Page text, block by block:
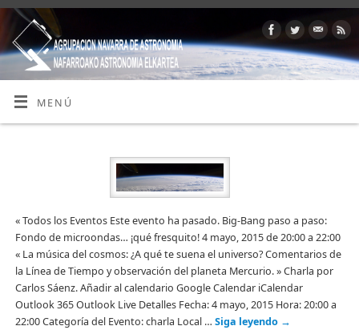
MENÚ
« Todos los Eventos Este evento ha pasado. Big-Bang paso a paso:
Fondo de microondas… ¡qué fresquito! 4 mayo, 2015 de 20:00 a 22:00
« La música del cosmos: ¿A qué te suena el universo? Comentarios de
la Línea de Tiempo y observación del planeta Mercurio. » Charla por
Carlos Sáenz. Añadir al calendario Google Calendar iCalendar
Outlook 365 Outlook Live Detalles Fecha: 4 mayo, 2015 Hora: 20:00 a
22:00 Categoría del Evento: charla Local … Siga leyendo →